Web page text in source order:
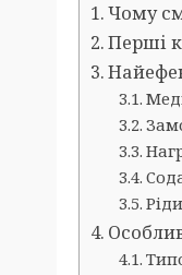
Чому
Перші